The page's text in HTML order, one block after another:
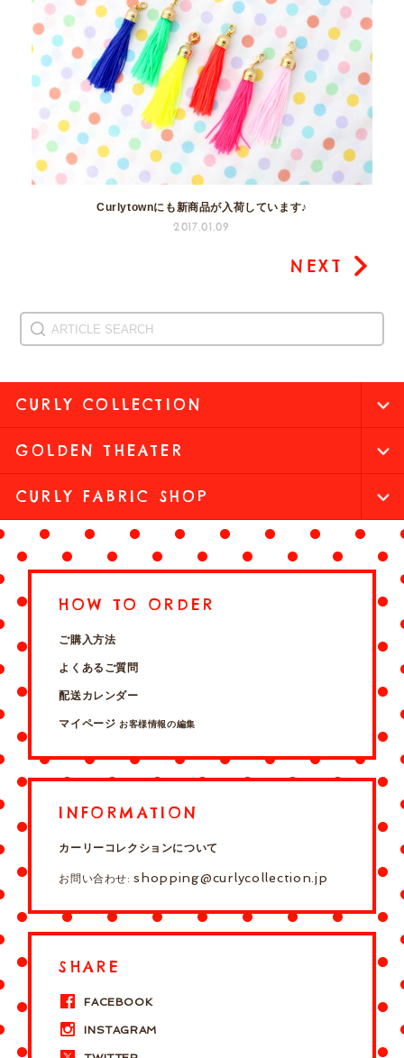
Curlytownにも新商品が入荷しています♪
2017.01.09
NEXT
CURLY COLLECTION
GOLDEN THEATER
CURLY FABRIC SHOP
HOW TO ORDER
ご購入方法
よくあるご質問
配送カレンダー
マイページ お客様情報の編集
INFORMATION
カーリーコレクションについて
お問い合わせ:shopping@curlycollection.jp
SHARE
FACEBOOK
INSTAGRAM